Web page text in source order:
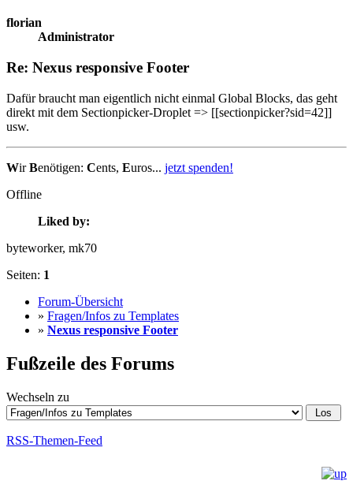
florian
Administrator
Re: Nexus responsive Footer
Dafür braucht man eigentlich nicht einmal Global Blocks, das geht
direkt mit dem Sectionpicker-Droplet => [[sectionpicker?sid=42]]
usw.
WirBenötigen: Cents, Euros... jetzt spenden!
Offline
Liked by:
byteworker, mk70
Seiten: 1
Forum-Übersicht
» Fragen/Infos zu Templates
» Nexus responsive Footer
Fußzeile des Forums
Wechseln zu
RSS-Themen-Feed